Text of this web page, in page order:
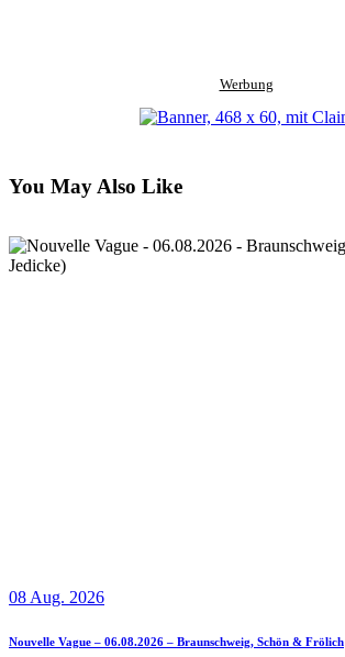
Werbung
You May Also Like
08 Aug. 2026
Nouvelle Vague – 06.08.2026 – Braunschweig, Schön & Frölich